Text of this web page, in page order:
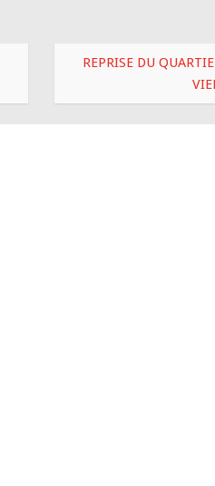
REPRISE DU